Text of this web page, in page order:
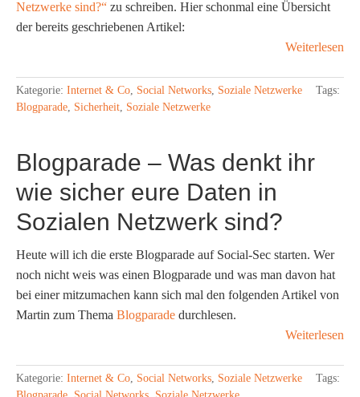
Netzwerke sind?“ zu schreiben. Hier schonmal eine Übersicht
der bereits geschriebenen Artikel:
Weiterlesen
Kategorie: Internet & Co, Social Networks, Soziale Netzwerke
Tags:
Blogparade, Sicherheit, Soziale Netzwerke
Blogparade – Was denkt ihr
wie sicher eure Daten in
Sozialen Netzwerk sind?
Heute will ich die erste Blogparade auf Social-Sec starten. Wer
noch nicht weis was einen Blogparade und was man davon hat
bei einer mitzumachen kann sich mal den folgenden Artikel von
Martin zum Thema Blogparade durchlesen.
Weiterlesen
Kategorie: Internet & Co, Social Networks, Soziale Netzwerke
Tags: